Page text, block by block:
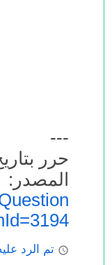
---
حرر بتاريخ:
المصدر:
تم الرد